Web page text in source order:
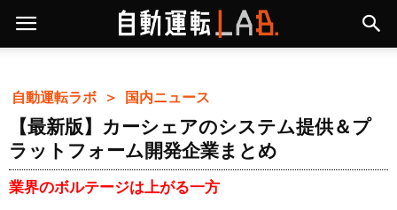
自動運転ラボ ＞ 国内ニュース
【最新版】カーシェアのシステム提供＆プ
ラットフォーム開発企業まとめ
業界のボルテージは上がる一方